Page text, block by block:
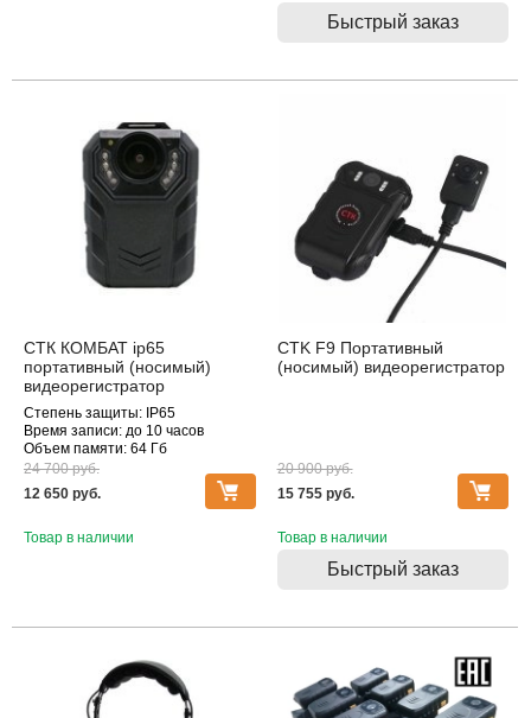
Быстрый заказ
СТК КОМБАТ ip65
портативный (носимый)
видеорегистратор
Степень защиты: IP65
Время записи: до 10 часов
Объем памяти: 64 Гб
24 700 pуб.
12 650 pуб.
Товар в наличии
CTK F9 Портативный
(носимый) видеорегистратор
20 900 pуб.
15 755 pуб.
Товар в наличии
Быстрый заказ